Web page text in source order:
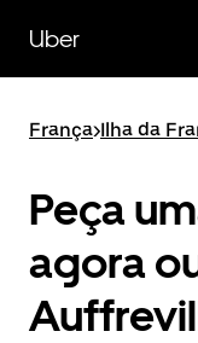
para
conteúdo
Uber
França>Ilha da
Peça
agora